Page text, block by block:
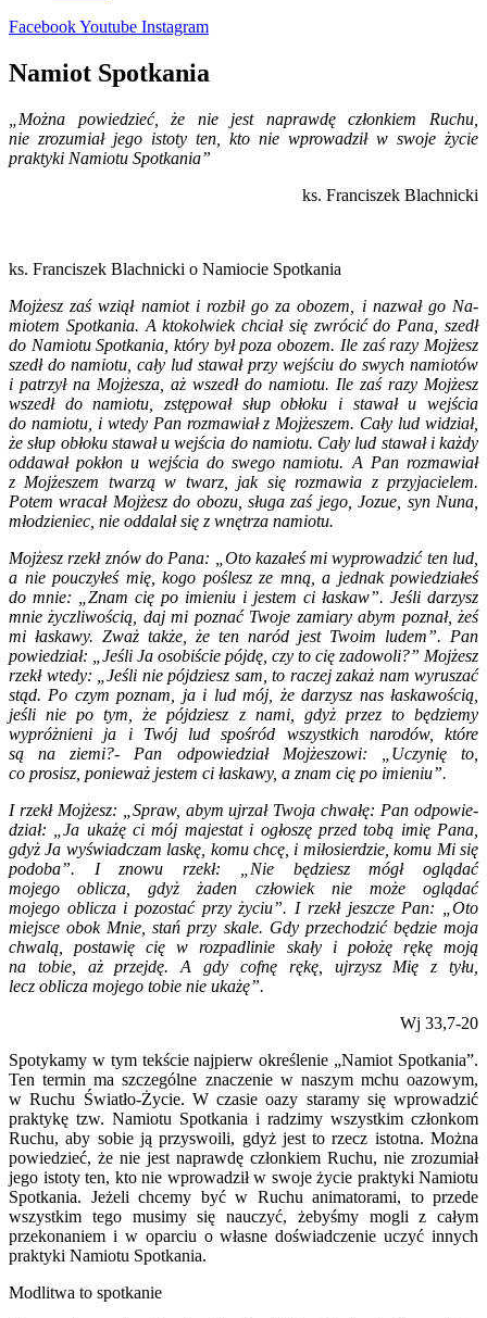
FacebookYoutube Instagram
Namiot Spotkania
„Można powiedzieć, że nie jest naprawdę członkiem Ruchu,
nie zrozumiał jego istoty ten, kto nie wprowadził w swoje życie
praktyki Namiotu Spotkania”
ks. Franciszek Blachnicki
ks. Franciszek Blachnicki o Namiocie Spotkania
Mojżesz zaś wziął namiot i rozbił go za obozem, i nazwał go Na­
miotem Spotkania. A ktokolwiek chciał się zwrócić do Pana, szedł
do Namiotu Spotkania, który był poza obozem. Ile zaś razy Mojżesz
szedł do namiotu, cały lud stawał przy wejściu do swych namiotów
i patrzył na Mojżesza, aż wszedł do namiotu. Ile zaś razy Mojżesz
wszedł do namiotu, zstępował słup obłoku i stawał u wejścia
do namiotu, i wtedy Pan roz­mawiał z Mojżeszem. Cały lud widział,
że słup obłoku stawał u wejścia do namiotu. Cały lud stawał i każdy
oddawał pokłon u wejścia do swego namiotu. A Pan rozmawiał
z Mojżeszem twarzą w twarz, jak się rozmawia z przyjacielem.
Potem wracał Mojżesz do obozu, sługa zaś jego, Jozue, syn Nuna,
młodzieniec, nie oddalał się z wnętrza namiotu.
Mojżesz rzekł znów do Pana: „Oto kazałeś mi wyprowadzić ten lud,
a nie pouczyłeś mię, kogo poślesz ze mną, a jednak powiedziałeś
do mnie: „Znam cię po imieniu i jestem ci łaskaw”. Jeśli darzysz
mnie życzliwością, daj mi poznać Twoje zamiary abym poznał, żeś
mi łaskawy. Zważ także, że ten naród jest Twoim ludem”. Pan
powiedział: „Jeśli Ja osobiście pójdę, czy to cię zadowoli?” Mojżesz
rzekł wtedy: „Jeśli nie pój­dziesz sam, to raczej zakaż nam wyruszać
stąd. Po czym poznam, ja i lud mój, że darzysz nas łaskawością,
jeśli nie po tym, że pójdziesz z nami, gdyż przez to będziemy
wypróżnieni ja i Twój lud spośród wszystkich narodów, które
są na ziemi?- Pan odpowiedział Mojżeszowi: „Uczynię to,
co prosisz, ponieważ jestem ci łaskawy, a znam cię po imieniu”.
I rzekł Mojżesz: „Spraw, abym ujrzał Twoja chwałę: Pan odpowie­
dział: „Ja ukażę ci mój majestat i ogłoszę przed tobą imię Pana,
gdyż Ja wyświadczam laskę, komu chcę, i miłosierdzie, komu Mi się
podoba”. I znowu rzekł: „Nie będziesz mógł oglądać
mojego oblicza, gdyż żaden człowiek nie może oglądać
mojego oblicza i pozostać przy życiu”. I rzekł jeszcze Pan: „Oto
miejsce obok Mnie, stań przy skale. Gdy przechodzić będzie moja
chwalą, postawię cię w rozpadlinie skały i położę rękę moją
na tobie, aż przejdę. A gdy cofnę rękę, ujrzysz Mię z tyłu,
lecz oblicza mojego tobie nie ukażę”.
Wj 33,7-20
Spotykamy w tym tekście najpierw określenie „Namiot Spotkania”.
Ten termin ma szczególne znaczenie w naszym mchu oazowym,
w Ruchu Światło-Życie. W czasie oazy staramy się wprowadzić
praktykę tzw. Na­miotu Spotkania i radzimy wszystkim członkom
Ruchu, aby sobie ją przy­swoili, gdyż jest to rzecz istotna. Można
powiedzieć, że nie jest naprawdę członkiem Ruchu, nie zrozumiał
jego istoty ten, kto nie wprowadził w swoje życie praktyki Namiotu
Spotkania. Jeżeli chcemy być w Ruchu animatorami, to przede
wszystkim tego musimy się nauczyć, żebyśmy mogli z całym
przekonaniem i w oparciu o własne doświadczenie uczyć innych
praktyki Namiotu Spotkania.
Modlitwa to spotkanie